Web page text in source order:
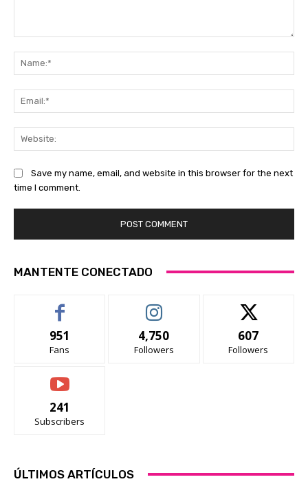
Save my name, email, and website in this browser for the next
time I comment.
MANTENTE CONECTADO
951
Fans
4,750
Followers
607
Followers
241
Subscribers
ÚLTIMOS ARTÍCULOS